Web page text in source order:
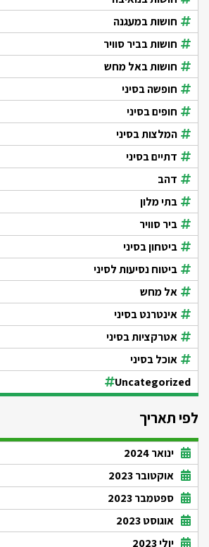
חושות במעגנה
חושות בביר סוויר
חושות באל מחש
חופשה בסיני
חופים בסיני
המלצות בסיני
דתיים בסיני
דהב
בתי מלון
ביר סוויר
ביטחון בסיני
ביטוח נסיעות לסיני
אל מחש
אינטרנט בסיני
אטרקציות בסיני
אוכל בסיני
Uncategorized
לפי תאריך
ינואר 2024
אוקטובר 2023
ספטמבר 2023
אוגוסט 2023
יולי 2023